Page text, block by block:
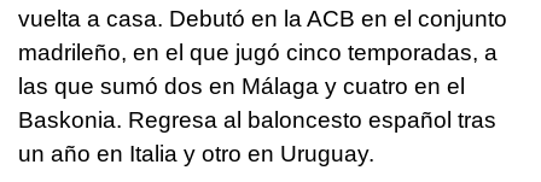
vuelta a casa. Debutó en la ACB en el conjunto
madrileño, en el que jugó cinco temporadas, a
las que sumó dos en Málaga y cuatro en el
Baskonia. Regresa al baloncesto español tras
un año en Italia y otro en Uruguay.